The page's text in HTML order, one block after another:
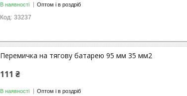
В наявності Оптом і в роздріб
33237
Перемичка на тягову батарею 95 мм 35 мм2
111 ₴
В наявності Оптом і в роздріб